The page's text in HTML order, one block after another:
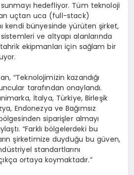
hedefliyor. Tüm teknoloji
uçtan uca (full-stack)
kendi bünyesinde yürüten şirket,
ve altyapı alanlarında
ekipmanları için sağlam bir
“Teknolojimizin kazandığı
tarafından onaylandı.
İtalya, Türkiye, Birleşik
Endonezya ve Bağımsız
siparişler almayı
“Farklı bölgelerdeki bu
şirketimize duyduğu bu güven,
standartlarını
ortaya koymaktadır.”